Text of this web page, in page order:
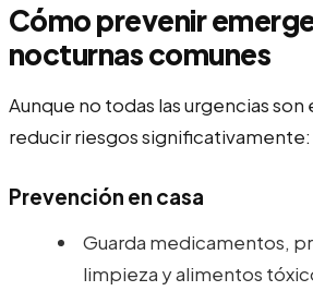
Cómo prevenir
nocturnas comunes
Aunque no todas las urgencias
reducir riesgos significativamente:
Prevención en casa
Guarda medicamentos,
limpieza y alimentos